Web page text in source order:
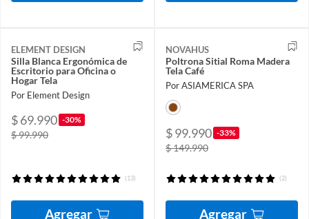
ELEMENT DESIGN
Silla Blanca Ergonómica de
Escritorio para Oficina o
Hogar Tela
Por Element Design
$ 69.990 -30%
$ 99.990
(13)
Agregar
NOVAHUS
Poltrona Sitial Roma Madera
Tela Café
Por ASIAMERICA SPA
$ 99.990 -33%
$ 149.990
(2)
Agregar